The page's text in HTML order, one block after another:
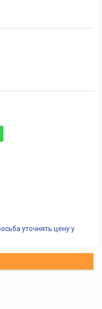
уточнять цену у